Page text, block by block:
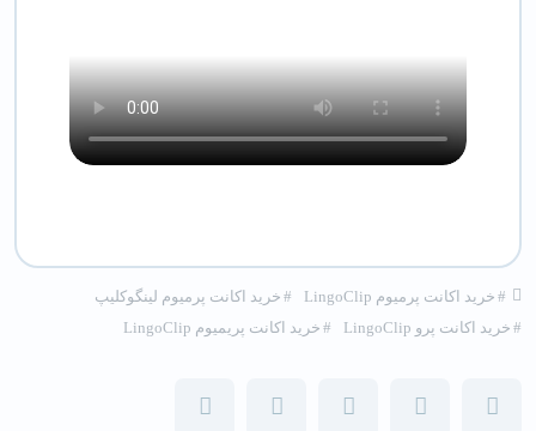
# خرید اکانت پرمیوم LingoClip # خرید اکانت پرمیوم لینگوکلیپ
# خرید اکانت پرو LingoClip # خرید اکانت پریمیوم LingoClip